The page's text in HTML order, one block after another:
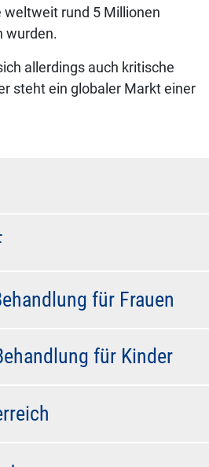
weltweit rund 5 Millionen
wurden.
allerdings auch kritische
steht ein globaler Markt einer
für Frauen
für Kinder